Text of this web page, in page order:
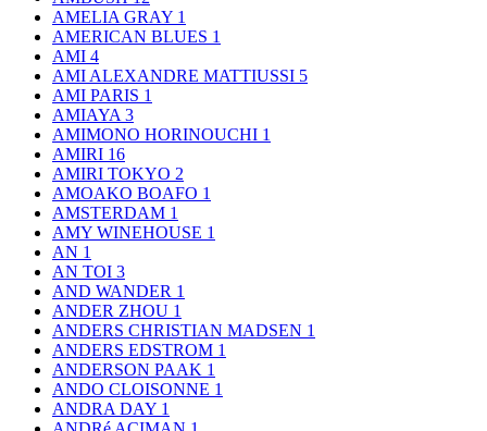
AMELIA GRAY 1
AMERICAN BLUES 1
AMI 4
AMI ALEXANDRE MATTIUSSI 5
AMI PARIS 1
AMIAYA3
AMIMONO HORINOUCHI 1
AMIRI 16
AMIRI TOKYO 2
AMOAKO BOAFO 1
AMSTERDAM 1
AMY WINEHOUSE 1
AN 1
AN TOI 3
AND WANDER 1
ANDER ZHOU 1
ANDERS CHRISTIAN MADSEN 1
ANDERS EDSTROM 1
ANDERSON PAAK 1
ANDO CLOISONNE 1
ANDRA DAY 1